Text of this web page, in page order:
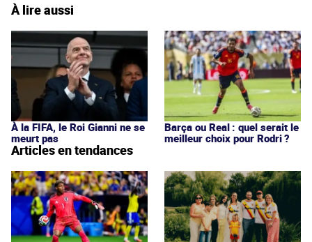
À lire aussi
À la FIFA, le Roi Gianni ne se
meurt pas
Barça ou Real : quel serait le
meilleur choix pour Rodri ?
Articles en tendances